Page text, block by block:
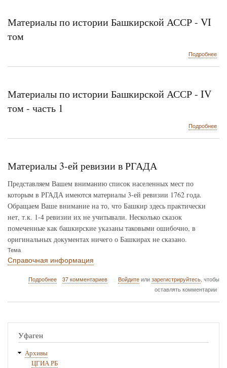
ТАТАР
Материалы по истории Башкирской АССР - VI
том
Подробнеео
Материалы по истории Башкирской АССР - IV
том - часть 1
Подробнеео
Материалы 3-ей ревизии в РГАДА
Представляем Вашем вниманию список населенных мест по
которым в РГАДА имеются материалы 3-ей ревизии 1762 года.
Обращаем Ваше внимание на то, что Башкир здесь практически
нет, т.к. 1-4 ревизии их не учитывали. Несколько сказок
помеченные как башкирские указаны таковыми ошибочно, в
оригинальных документах ничего о Башкирах не сказано.
Тема
Справочная информация
Подробнеео
ей
в
37 комментариев Войдите или зарегистрируйтесь , чтобы
оставлять комментарии
Уфаген
Архивы
ЦГИА РБ